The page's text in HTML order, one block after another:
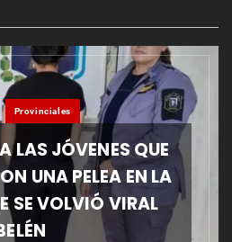
Provinciales
LAS JÓVENES QUE
UNA PELEA EN LA
SE VOLVIÓ VIRAL